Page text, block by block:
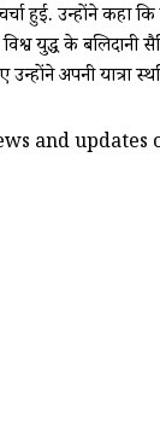
उन्होंने कहा
के बलिदानी
अपनी यात्रा
and